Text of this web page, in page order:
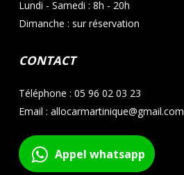
Lundi - Samedi : 8h - 20h
Dimanche : sur réservation
CONTACT
Téléphone : 05 96 02 03 23
Email : allocarmartinique@gmail.com
Appel whatsapp